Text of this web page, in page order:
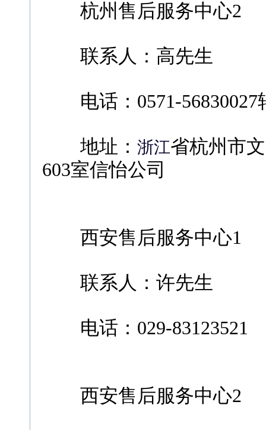
杭州售后服务中心2
联系人：高先生
电话：0571-56830027
地址： 浙江省杭州市
603室信怡公司
西安售后服务中心1
联系人：许先生
电话：029-83123521
西安售后服务中心2